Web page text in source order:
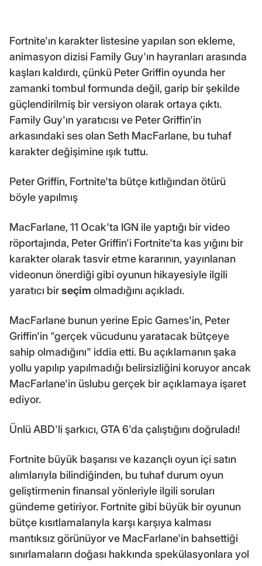
Fortnite'ın karakter listesine yapılan son ekleme,
animasyon dizisi Family Guy'ın hayranları arasında
kaşları kaldırdı, çünkü Peter Griffin oyunda her
zamanki tombul formunda değil, garip bir şekilde
güçlendirilmiş bir versiyon olarak ortaya çıktı.
Family Guy'ın yaratıcısı ve Peter Griffin'in
arkasındaki ses olan Seth MacFarlane, bu tuhaf
karakter değişimine ışık tuttu.
Peter Griffin, Fortnite'ta bütçe kıtlığından ötürü
böyle yapılmış
MacFarlane, 11 Ocak'ta IGN ile yaptığı bir video
röportajında, Peter Griffin'i Fortnite'ta kas yığını bir
karakter olarak tasvir etme kararının, yayınlanan
videonun önerdiği gibi oyunun hikayesiyle ilgili
yaratıcı birseçim olmadığını açıkladı.
MacFarlane bunun yerine Epic Games'in, Peter
Griffin'in "gerçek vücudunu yaratacak bütçeye
sahip olmadığını" iddia etti. Bu açıklamanın şaka
yollu yapılıp yapılmadığı belirsizliğini koruyor ancak
MacFarlane'in üslubu gerçek bir açıklamaya işaret
ediyor.
Ünlü ABD'li şarkıcı, GTA 6'da çalıştığını doğruladı!
Fortnite büyük başarısı ve kazançlı oyun içi satın
alımlarıyla bilindiğinden, bu tuhaf durum oyun
geliştirmenin finansal yönleriyle ilgili soruları
gündeme getiriyor. Fortnite gibi büyük bir oyunun
bütçe kısıtlamalarıyla karşı karşıya kalması
mantıksız görünüyor ve MacFarlane'in bahsettiği
sınırlamaların doğası hakkında spekülasyonlara yol